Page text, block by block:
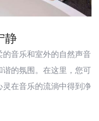
静
音乐和室外的自然声音
的氛围。在这里，您可
在音乐的流淌中得到净